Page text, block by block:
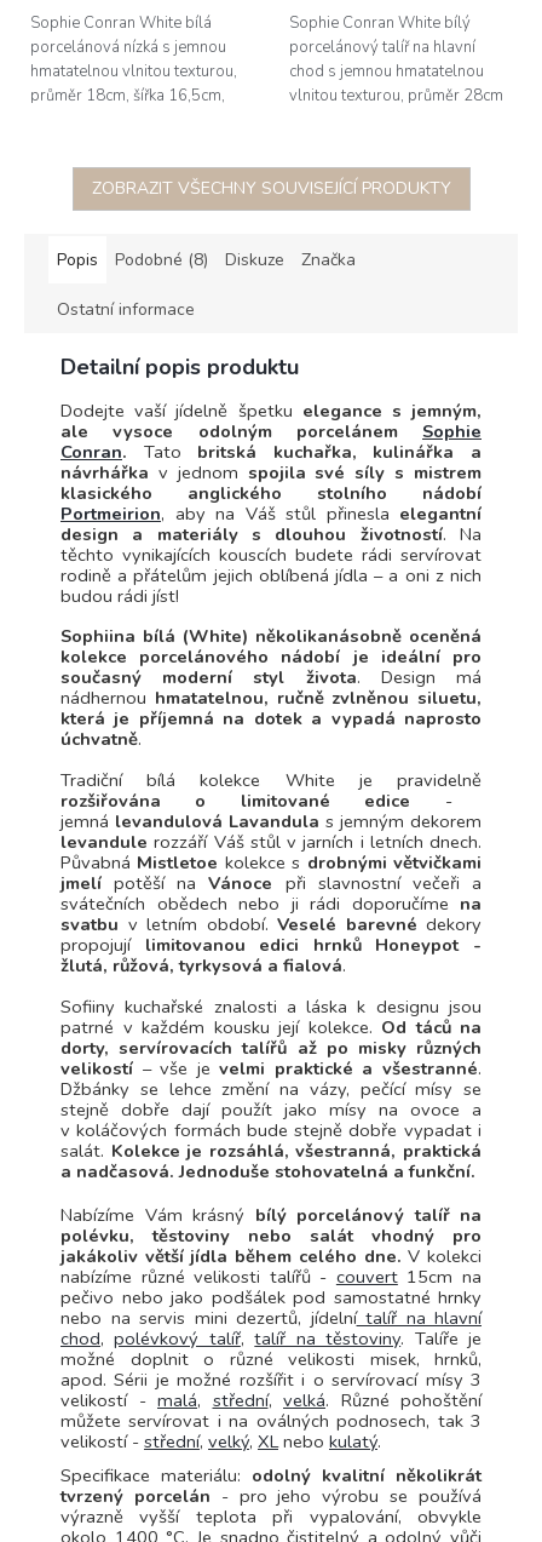
Sophie Conran White bílá
porcelánová nízká s jemnou
hmatatelnou vlnitou texturou,
průměr 18cm, šířka 16,5cm,
Sophie Conran White bílý
porcelánový talíř na hlavní
chod s jemnou hmatatelnou
vlnitou texturou, průměr 28cm
ZOBRAZIT VŠECHNY SOUVISEJÍCÍ PRODUKTY
Popis Podobné (8) Diskuze Značka
Ostatní informace
Detailní popis produktu
Dodejte vaší jídelně špetku elegance s jemným,
ale vysoce odolným porcelánem Sophie
Conran. Tato britská kuchařka, kulinářka a
návrhářka v jednom spojila své síly s mistrem
klasického anglického stolního nádobí
Portmeirion, aby na Váš stůl přinesla elegantní
design a materiály s dlouhou životností.
Na
těchto vynikajících kouscích budete rádi servírovat
rodině a přátelům jejich oblíbená jídla – a oni z nich
budou rádi jíst!
Sophiina bílá (White) několikanásobně oceněná
kolekce porcelánového nádobí je ideální pro
současný moderní styl života. Design má
nádhernou hmatatelnou, ručně zvlněnou siluetu,
která je příjemná na dotek a vypadá naprosto
úchvatně.
Tradiční bílá kolekce White je pravidelně
rozšiřována o limitované edice -
jemná levandulová Lavandula s jemným dekorem
levandule rozzáří Váš stůl v jarních i letních dnech.
Půvabná Mistletoe kolekce s drobnými větvičkami
jmelí potěší na Vánoce při slavnostní večeři a
svátečních obědech nebo ji rádi doporučíme na
svatbu v letním období. Veselé barevné dekory
propojují limitovanou edici hrnků Honeypot -
žlutá, růžová, tyrkysová a fialová.
Sofiiny kuchařské znalosti a láska k designu jsou
patrné v každém kousku její kolekce. Od táců na
dorty, servírovacích talířů až po misky různých
velikostí – vše je velmi praktické a všestranné.
Džbánky se lehce změní na vázy, pečící mísy se
stejně dobře dají použít jako mísy na ovoce a
v koláčových formách bude stejně dobře vypadat i
salát. Kolekce je rozsáhlá, všestranná, praktická
a nadčasová. Jednoduše stohovatelná a funkční.
Nabízíme Vám krásný bílý porcelánový talíř na
polévku, těstoviny nebo salát vhodný pro
jakákoliv větší jídla během celého dne.V kolekci
nabízíme různé velikosti talířů - couvert15cm na
pečivo nebo jako podšálek pod samostatné hrnky
nebo na servis mini dezertů, jídelnítalíř na hlavní
chod,polévkový talíř,talíř na těstoviny. Talíře je
možné doplnit o různé velikosti misek, hrnků,
apod. Sérii je možné rozšířit i o servírovací mísy 3
velikostí - malá, střední, velká. Různé pohoštění
můžete servírovat i na oválných podnosech, tak 3
velikostí - střední, velký, XLnebo kulatý.
Specifikace materiálu: odolný kvalitní několikrát
tvrzený porcelán - pro jeho výrobu se používá
výrazně vyšší teplota při vypalování, obvykle
okolo 1400 °C. Je snadno čistitelný a odolný vůči